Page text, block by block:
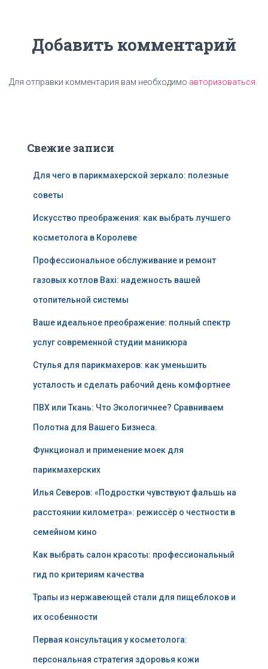
Добавить комментарий
Для отправки комментария вам необходимо авторизоваться
Свежие записи
Для чего в парикмахерской зеркало: полезные
советы
Искусство преображения: как выбрать лучшего
косметолога в Королеве
Профессиональное обслуживание и ремонт
газовых котлов Baxi: надежность вашей
отопительной системы
Ваше идеальное преображение: полный спектр
услуг современной студии маникюра
Стулья для парикмахеров: как уменьшить
усталость и сделать рабочий день комфортнее
ПВХ или Ткань: Что Экологичнее? Сравниваем
Полотна для Вашего Бизнеса.
Функционал и применение моек для
парикмахерских
Илья Северов: «Подростки чувствуют фальшь на
расстоянии километра»: режиссёр о честности в
семейном кино
Как выбрать салон красоты: профессиональный
гид по критериям качества
Трапы из нержавеющей стали для пищеблоков и
их особенности
Первая консультация у косметолога:
персональная стратегия здоровья кожи